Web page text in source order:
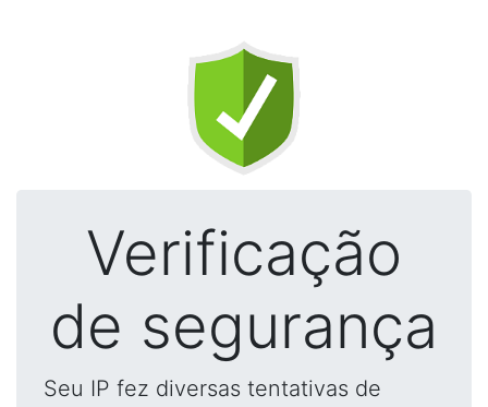
Verificação
de segurança
Seu IP fez diversas tentativas de